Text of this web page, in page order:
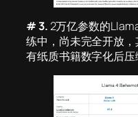
# 3.2万亿参数的
练中，尚未完全开放
有纸质书籍数字化后压